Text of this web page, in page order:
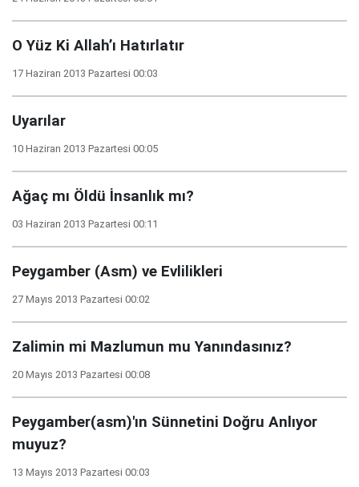
O Yüz Ki Allah’ı Hatırlatır
17 Haziran 2013 Pazartesi 00:03
Uyarılar
10 Haziran 2013 Pazartesi 00:05
Ağaç mı Öldü İnsanlık mı?
03 Haziran 2013 Pazartesi 00:11
Peygamber (Asm) ve Evlilikleri
27 Mayıs 2013 Pazartesi 00:02
Zalimin mi Mazlumun mu Yanındasınız?
20 Mayıs 2013 Pazartesi 00:08
Peygamber(asm)'ın Sünnetini Doğru Anlıyor
muyuz?
13 Mayıs 2013 Pazartesi 00:03